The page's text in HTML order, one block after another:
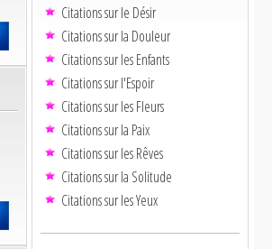
Citations sur le Désir
Citations sur la Douleur
Citations sur les Enfants
Citations sur l'Espoir
Citations sur les Fleurs
Citations sur la Paix
Citations sur les Rêves
Citations sur la Solitude
Citations sur les Yeux